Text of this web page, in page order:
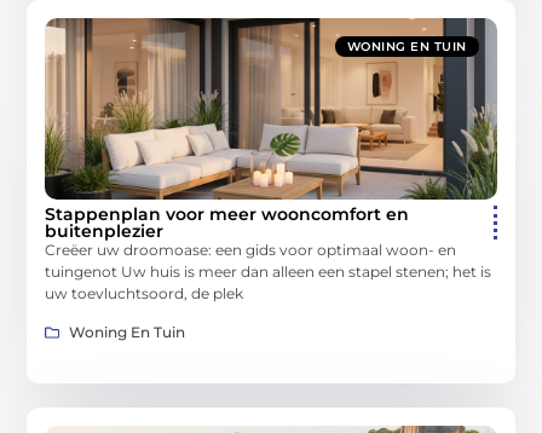
WONING EN TUIN
Stappenplan voor meer wooncomfort en
buitenplezier
Creëer uw droomoase: een gids voor optimaal woon- en
tuingenot Uw huis is meer dan alleen een stapel stenen; het is
uw toevluchtsoord, de plek
Woning En Tuin